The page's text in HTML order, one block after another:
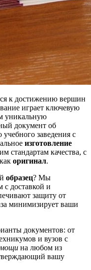
к достижению вершин
играет ключевую
уникальную
документ об
заведения с
изготовление
стандартам качества, с
оригинал.
образец? Мы
с доставкой и
защиту от
минимизирует ваши
документов: от
и вузов с
на любом из
вашу